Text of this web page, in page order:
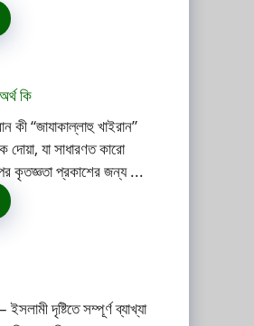
কি
কী “জাযাকাল্লাহু খাইরান”
যা সাধারণত কারো
কৃতজ্ঞতা প্রকাশের জন্য ...
দৃষ্টিতে সম্পূর্ণ ব্যাখ্যা